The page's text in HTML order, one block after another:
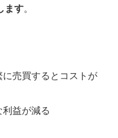
ます。
売買するとコストが
益が減る